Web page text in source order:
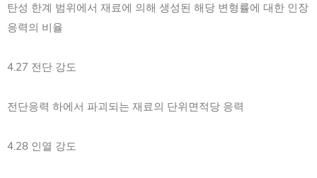
탄성 한계 범위에서 재료에 의해 생성된 해당 변형률에 대한 인장
응력의 비율
4.27 전단 강도
전단응력 하에서 파괴되는 재료의 단위면적당 응력
4.28 인열 강도